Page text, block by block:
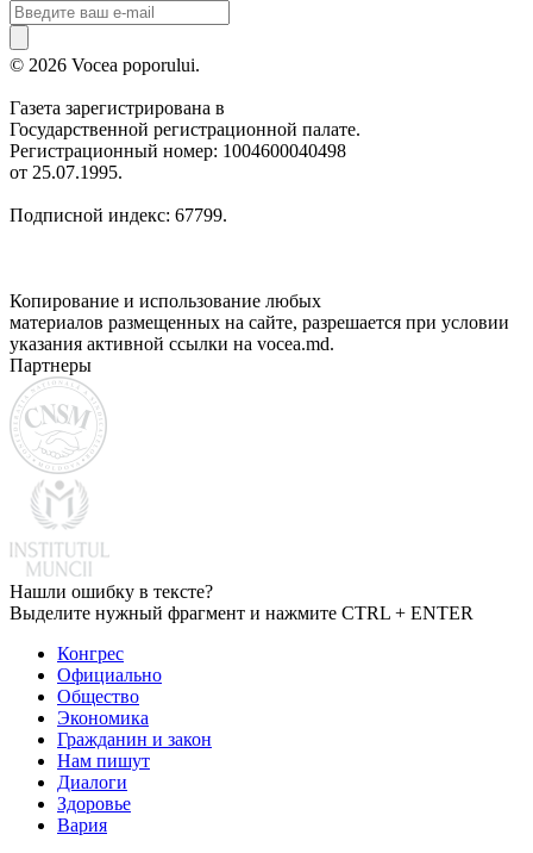
© 2026 Vocea poporului.
Газета зарегистрирована в
Государственной регистрационной палате.
Регистрационный номер: 1004600040498
от 25.07.1995.
Подписной индекс: 67799.
Копирование и использование любых
материалов размещенных на сайте, разрешается при условии
указания активной ссылки на vocea.md.
Партнеры
Нашли ошибку в тексте?
Выделите нужный фрагмент и нажмите CTRL + ENTER
Конгрес
Официально
Общество
Экономика
Гражданин и закон
Нам пишут
Диалоги
Здоровье
Вария